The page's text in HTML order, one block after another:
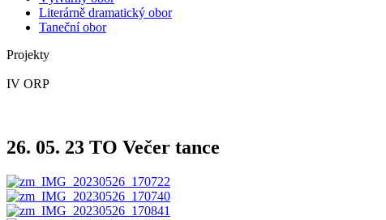
Literárně dramatický obor
Taneční obor
Projekty
IV ORP
26. 05. 23 TO Večer tance